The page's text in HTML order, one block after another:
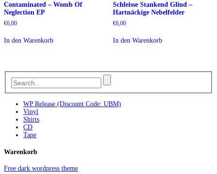
Contaminated – Womb Of
Neglection EP
€6,00
In den Warenkorb
Schleisse Stankend Gliud –
Hartnäckige Nebelfelder
€6,00
In den Warenkorb
WP Release (Discount Code: UBM)
Vinyl
Shirts
CD
Tape
Warenkorb
Free dark wordpress theme